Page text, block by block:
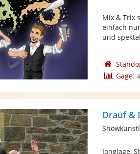
Mix & Trix
einfach
und
Gage:
Drauf &
Jonglage,